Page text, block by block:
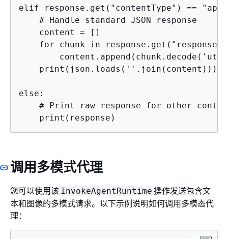
elif response.get("contentType") ==
    # Handle standard JSON response
    content = []
for chunk in
    print(json.loads(''.join(content)))
else:
# Print raw response for other
    print(response)
调用多模式代理
您可以使用该 InvokeAgentRuntime 操作发送包含文
本和图像的多模式请求。以下示例说明如何调用多模态代
理：